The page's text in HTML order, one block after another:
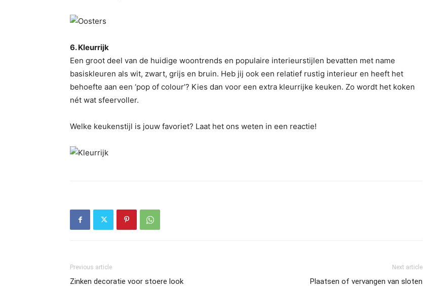
6. Kleurrijk
Een groot deel van de huidige woontrends en populaire interieurstijlen bevatten met name
basiskleuren als wit, zwart, grijs en bruin. Heb jij ook een relatief rustig interieur en heeft het
behoefte aan een ‘pop of colour’? Kies dan voor een extra kleurrijke keuken. Zo wordt het koken
nét wat sfeervoller.
Welke keukenstijl is jouw favoriet? Laat het ons weten in een reactie!
Previous article
​Zinken decoratie voor stoere look
Next article
​Plaatsen of vervangen van sloten